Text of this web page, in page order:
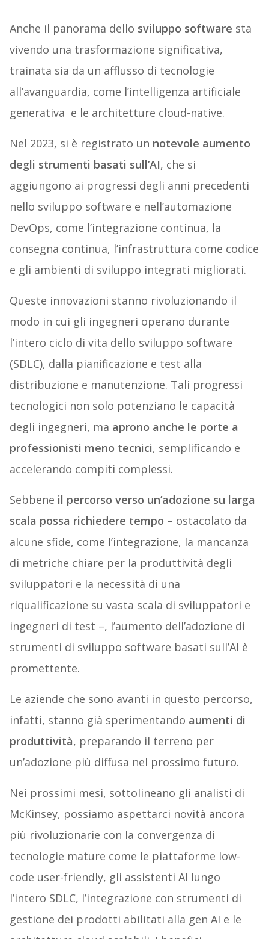
Anche il panorama dello sviluppo software sta
vivendo una trasformazione significativa,
trainata sia da un afflusso di tecnologie
all’avanguardia, come l’intelligenza artificiale
generativa e le architetture cloud-native.
Nel 2023, si è registrato un notevole aumento
degli strumenti basati sull’AI, che si
aggiungono ai progressi degli anni precedenti
nello sviluppo software e nell’automazione
DevOps, come l’integrazione continua, la
consegna continua, l’infrastruttura come codice
e gli ambienti di sviluppo integrati migliorati.
Queste innovazioni stanno rivoluzionando il
modo in cui gli ingegneri operano durante
l’intero ciclo di vita dello sviluppo software
(SDLC), dalla pianificazione e test alla
distribuzione e manutenzione. Tali progressi
tecnologici non solo potenziano le capacità
degli ingegneri, ma aprono anche le porte a
professionisti meno tecnici, semplificando e
accelerando compiti complessi.
Sebbene il percorso verso un’adozione su larga
scala possa richiedere tempo – ostacolato da
alcune sfide, come l’integrazione, la mancanza
di metriche chiare per la produttività degli
sviluppatori e la necessità di una
riqualificazione su vasta scala di sviluppatori e
ingegneri di test –, l’aumento dell’adozione di
strumenti di sviluppo software basati sull’AI è
promettente.
Le aziende che sono avanti in questo percorso,
infatti, stanno già sperimentando aumenti di
produttività, preparando il terreno per
un’adozione più diffusa nel prossimo futuro.
Nei prossimi mesi, sottolineano gli analisti di
McKinsey, possiamo aspettarci novità ancora
più rivoluzionarie con la convergenza di
tecnologie mature come le piattaforme low-
code user-friendly, gli assistenti AI lungo
l’intero SDLC, l’integrazione con strumenti di
gestione dei prodotti abilitati alla gen AI e le